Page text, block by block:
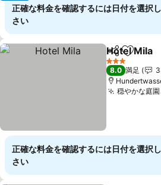
正確な料金を確認するには日付を選択
さい
シェアお気に
Hotel Mila
3 ホテルのランク
8.0 満足
穏やかな庭
正確な料金を確認するには日付を選択
さい